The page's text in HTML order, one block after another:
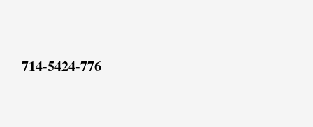
714-5424-776